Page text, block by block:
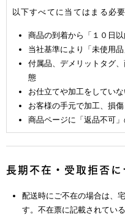
以下すべてに当てはまる必
商品の到着から「１０日
当社基準により「未使用
付属品、デメリットタグ
態
お仕立てや加工をしてい
お客様の手元で加工、損
商品ページに「返品不可
長期不在・受取拒否に
配送時にご不在の場合は、
す。不在票に記載されてい